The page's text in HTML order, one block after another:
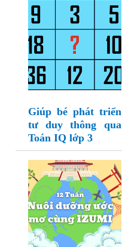
Giúp bé phát triển
tư duy thông qua
Toán IQ lớp 3